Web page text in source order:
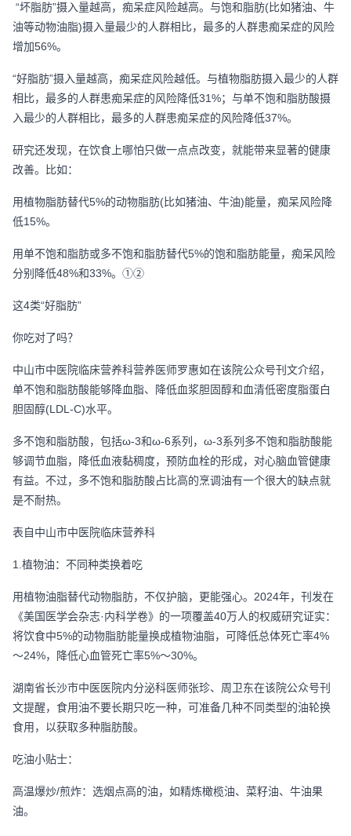
“坏脂肪”摄入量越高，痴呆症风险越高。与饱和脂肪(比如猪油、牛
油等动物油脂)摄入量最少的人群相比，最多的人群患痴呆症的风险
增加56%。
“好脂肪”摄入量越高，痴呆症风险越低。与植物脂肪摄入最少的人群
相比，最多的人群患痴呆症的风险降低31%；与单不饱和脂肪酸摄
入最少的人群相比，最多的人群患痴呆症的风险降低37%。
研究还发现，在饮食上哪怕只做一点点改变，就能带来显著的健康
改善。比如：
用植物脂肪替代5%的动物脂肪(比如猪油、牛油)能量，痴呆风险降
低15%。
用单不饱和脂肪或多不饱和脂肪替代5%的饱和脂肪能量，痴呆风险
分别降低48%和33%。①②
这4类“好脂肪”
你吃对了吗？
中山市中医院临床营养科营养医师罗惠如在该院公众号刊文介绍，
单不饱和脂肪酸能够降血脂、降低血浆胆固醇和血清低密度脂蛋白
胆固醇(LDL-C)水平。
多不饱和脂肪酸，包括ω-3和ω-6系列，ω-3系列多不饱和脂肪酸能
够调节血脂，降低血液黏稠度，预防血栓的形成，对心脑血管健康
有益。不过，多不饱和脂肪酸占比高的烹调油有一个很大的缺点就
是不耐热。
表自中山市中医院临床营养科
1.植物油：不同种类换着吃
用植物油脂替代动物脂肪，不仅护脑，更能强心。2024年，刊发在
《美国医学会杂志·内科学卷》的一项覆盖40万人的权威研究证实：
将饮食中5%的动物脂肪能量换成植物油脂，可降低总体死亡率4%
～24%，降低心血管死亡率5%～30%。
湖南省长沙市中医医院内分泌科医师张珍、周卫东在该院公众号刊
文提醒，食用油不要长期只吃一种，可准备几种不同类型的油轮换
食用，以获取多种脂肪酸。
吃油小贴士：
高温爆炒/煎炸：选烟点高的油，如精炼橄榄油、菜籽油、牛油果
油。